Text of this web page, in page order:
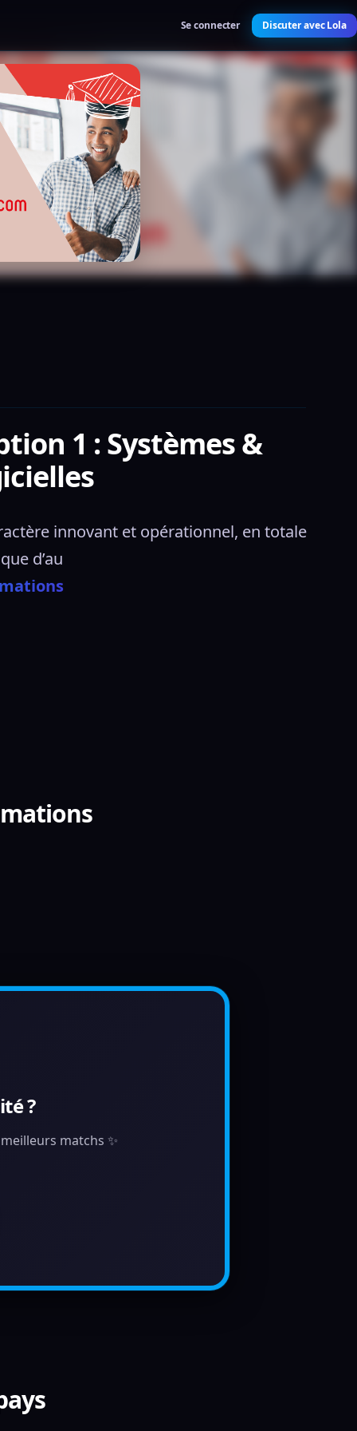
Se connecter Discuter avec Lola
1 : Systèmes &
innovant et opérationnel, en totale
d’au
?
matchs ✨